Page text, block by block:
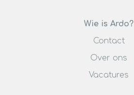
Wie is Ardo?
Contact
Over ons
Vacatures